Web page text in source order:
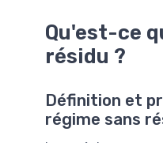
Qu'est-ce
résidu ?
Définition et
régime sans